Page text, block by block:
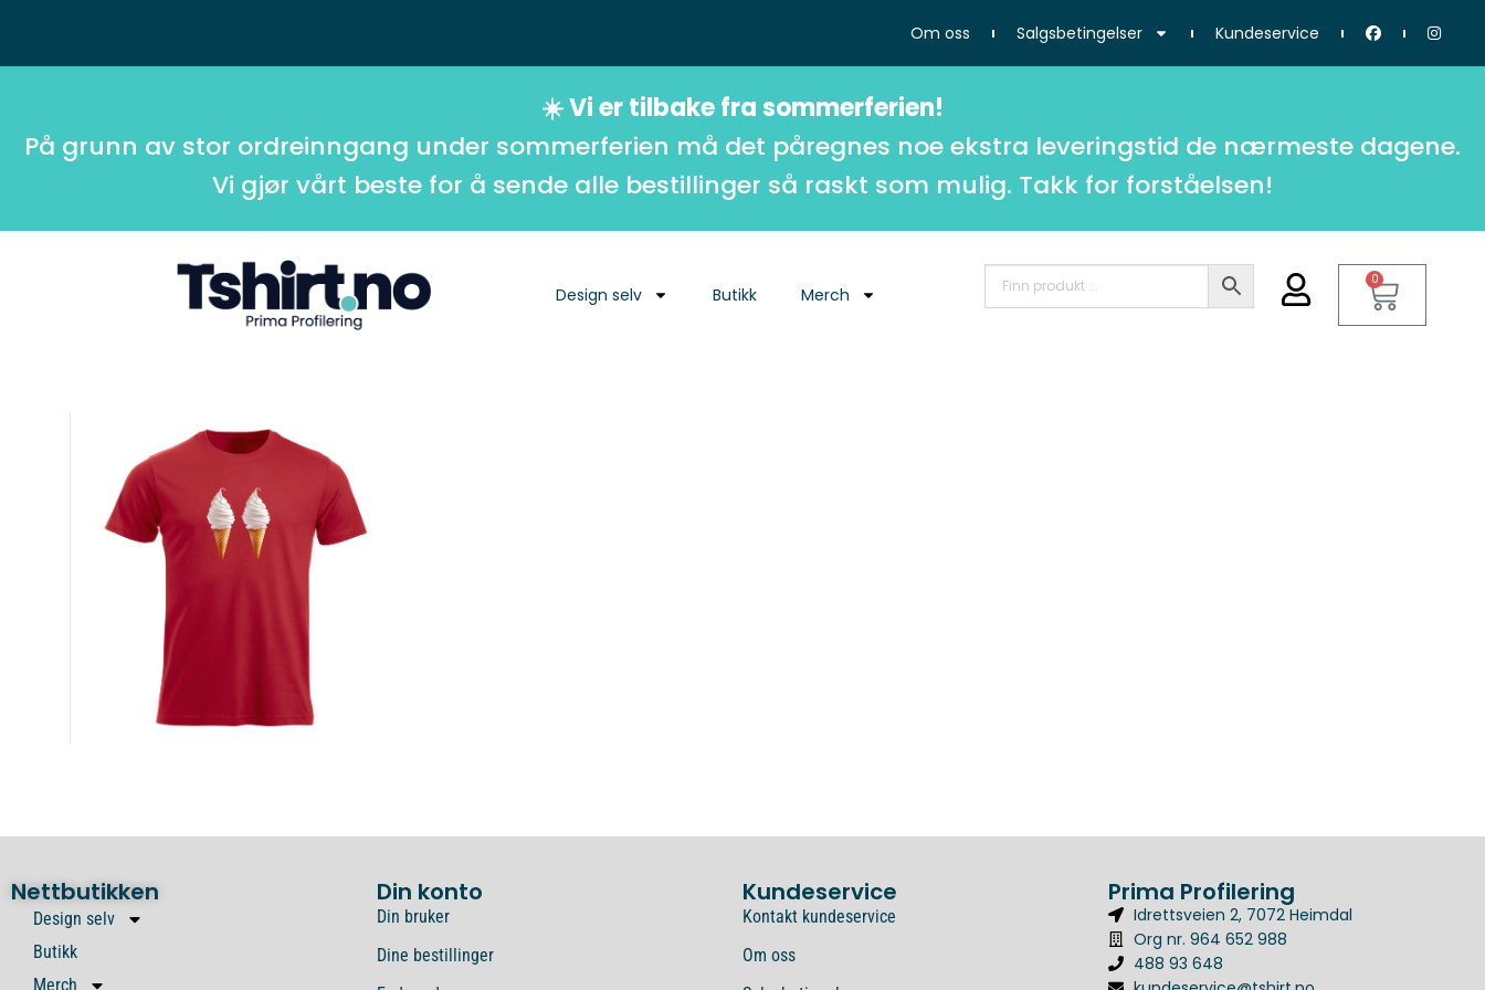
Om oss Salgsbetingelser Kundeservice
☀️ Vi er tilbake fra sommerferien!
På grunn av stor ordreinngang under sommerferien må det påregnes noe ekstra leveringstid de nærmeste dagene.
Vi gjør vårt beste for å sende alle bestillinger så raskt som mulig. Takk for forståelsen!
Design selv Butikk Merch
0
Nettbutikken Din konto Kundeservice Prima Profilering
Design selv
Butikk
Merch
Din bruker
Dine bestillinger
Kontakt kundeservice
Om oss
Idrettsveien 2, 7072 Heimdal
Org nr. 964 652 988
488 93 648